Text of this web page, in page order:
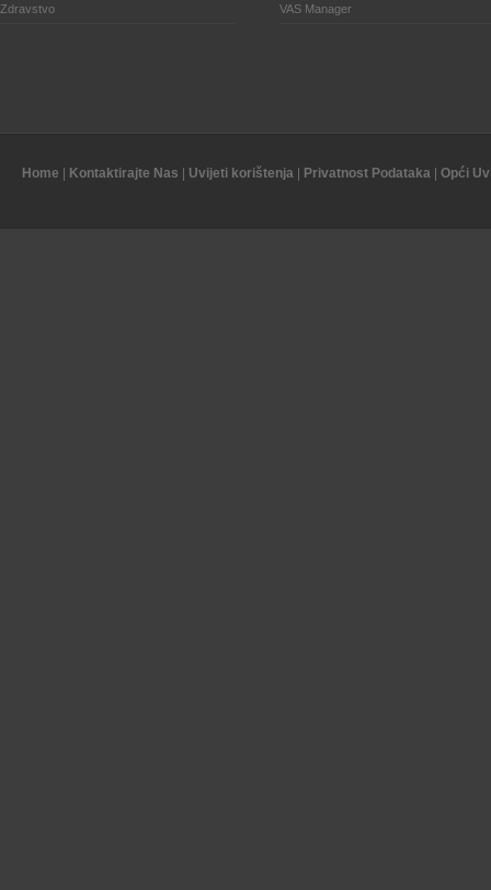
Zdravstvo VAS Manager
Home Kontaktirajte Nas Uvijeti korištenja Privatnost Podataka Opći